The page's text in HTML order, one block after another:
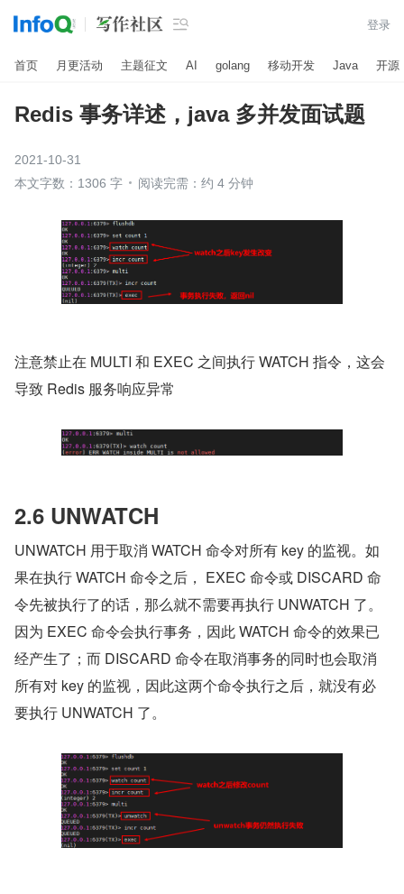
 登录
首页 月更活动 主题征文 AI golang 移动开发 Java 开源
Redis 事务详述，java 多并发面试题
2021-10-31
本文字数：1306 字
阅读完需：约 4 分钟
注意禁止在 MULTI 和 EXEC 之间执行 WATCH 指令，这会
导致 Redis 服务响应异常
2.6 UNWATCH
UNWATCH 用于取消 WATCH 命令对所有 key 的监视。如
果在执行 WATCH 命令之后， EXEC 命令或 DISCARD 命
令先被执行了的话，那么就不需要再执行 UNWATCH 了。
因为 EXEC 命令会执行事务，因此 WATCH 命令的效果已
经产生了；而 DISCARD 命令在取消事务的同时也会取消
所有对 key 的监视，因此这两个命令执行之后，就没有必
要执行 UNWATCH 了。